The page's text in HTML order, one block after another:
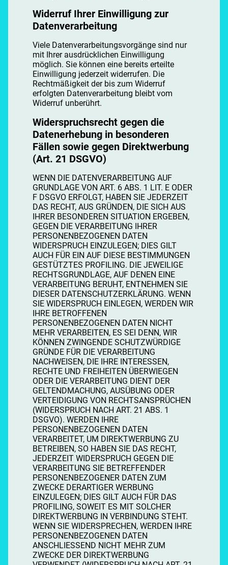
Widerruf Ihrer Einwilligung zur
Datenverarbeitung
Viele Datenverarbeitungsvorgänge sind nur
mit Ihrer ausdrücklichen Einwilligung
möglich. Sie können eine bereits erteilte
Einwilligung jederzeit widerrufen. Die
Rechtmäßigkeit der bis zum Widerruf
erfolgten Datenverarbeitung bleibt vom
Widerruf unberührt.
Widerspruchsrecht gegen die
Datenerhebung in besonderen
Fällen sowie gegen Direktwerbung
(Art. 21 DSGVO)
WENN DIE DATENVERARBEITUNG AUF
GRUNDLAGE VON ART. 6 ABS. 1 LIT. E ODER
F DSGVO ERFOLGT, HABEN SIE JEDERZEIT
DAS RECHT, AUS GRÜNDEN, DIE SICH AUS
IHRER BESONDEREN SITUATION ERGEBEN,
GEGEN DIE VERARBEITUNG IHRER
PERSONENBEZOGENEN DATEN
WIDERSPRUCH EINZULEGEN; DIES GILT
AUCH FÜR EIN AUF DIESE BESTIMMUNGEN
GESTÜTZTES PROFILING. DIE JEWEILIGE
RECHTSGRUNDLAGE, AUF DENEN EINE
VERARBEITUNG BERUHT, ENTNEHMEN SIE
DIESER DATENSCHUTZERKLÄRUNG. WENN
SIE WIDERSPRUCH EINLEGEN, WERDEN WIR
IHRE BETROFFENEN
PERSONENBEZOGENEN DATEN NICHT
MEHR VERARBEITEN, ES SEI DENN, WIR
KÖNNEN ZWINGENDE SCHUTZWÜRDIGE
GRÜNDE FÜR DIE VERARBEITUNG
NACHWEISEN, DIE IHRE INTERESSEN,
RECHTE UND FREIHEITEN ÜBERWIEGEN
ODER DIE VERARBEITUNG DIENT DER
GELTENDMACHUNG, AUSÜBUNG ODER
VERTEIDIGUNG VON RECHTSANSPRÜCHEN
(WIDERSPRUCH NACH ART. 21 ABS. 1
DSGVO). WERDEN IHRE
PERSONENBEZOGENEN DATEN
VERARBEITET, UM DIREKTWERBUNG ZU
BETREIBEN, SO HABEN SIE DAS RECHT,
JEDERZEIT WIDERSPRUCH GEGEN DIE
VERARBEITUNG SIE BETREFFENDER
PERSONENBEZOGENER DATEN ZUM
ZWECKE DERARTIGER WERBUNG
EINZULEGEN; DIES GILT AUCH FÜR DAS
PROFILING, SOWEIT ES MIT SOLCHER
DIREKTWERBUNG IN VERBINDUNG STEHT.
WENN SIE WIDERSPRECHEN, WERDEN IHRE
PERSONENBEZOGENEN DATEN
ANSCHLIESSEND NICHT MEHR ZUM
ZWECKE DER DIREKTWERBUNG